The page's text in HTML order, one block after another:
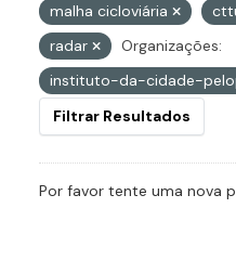
malha cicloviária
radar
Organizações:
instituto-da-cidade-
Filtrar Resultados
Por favor tente uma nova